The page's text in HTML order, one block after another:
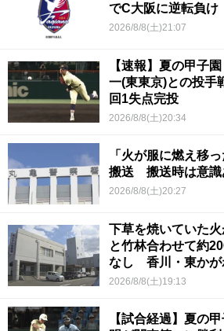
でC大阪に逆転負
2026/8/8(土)21:07
【速報】夏の甲子
一(東東京)との投手
回1失点完投
2026/8/8(土)20:34
「火が服に燃え移
搬送 搬送時は意
2026/8/8(土)20:27
下草を焼いていた
と竹林合わせて約
なし 香川・東かが
2026/8/8(土)19:13
【試合経過】夏の